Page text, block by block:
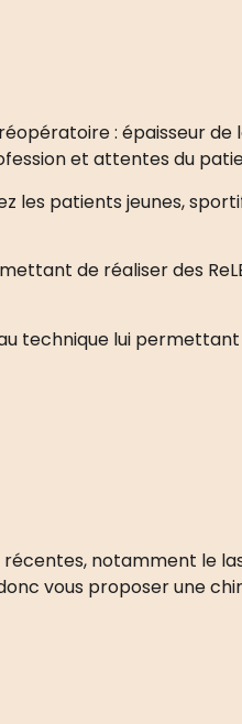
: épaisseur de
et attentes du
les patients jeunes,
de réaliser des
technique lui
récentes, notamment le
vous proposer une